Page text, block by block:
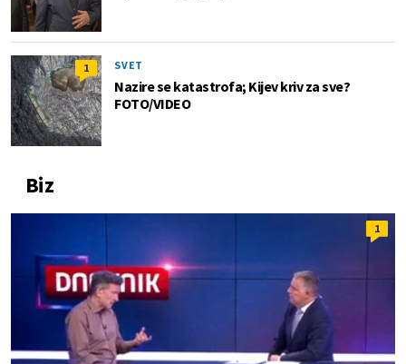
1 SVET
Nazire se katastrofa; Kijev kriv za sve?
FOTO/VIDEO
Biz
1